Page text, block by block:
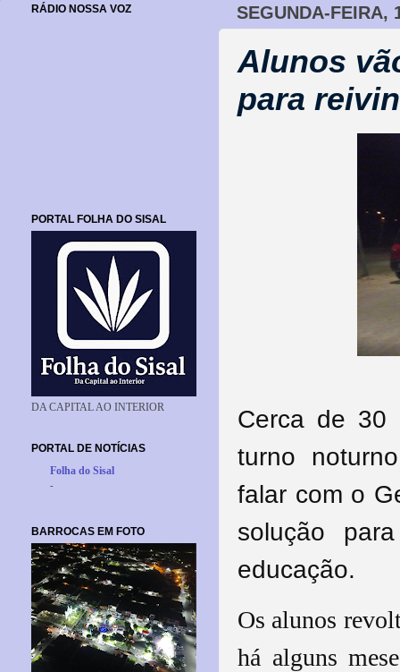
SEGUNDA-FEIRA,
Alunos
para
Cerca de 30
turno
falar com o
solução
educação.
Os alunos
há alguns
RÁDIO NOSSA VOZ
PORTAL FOLHA DO SISAL
DA CAPITAL AO INTERIOR
PORTAL DE NOTÍCIAS
Folha do Sisal
-
BARROCAS EM FOTO